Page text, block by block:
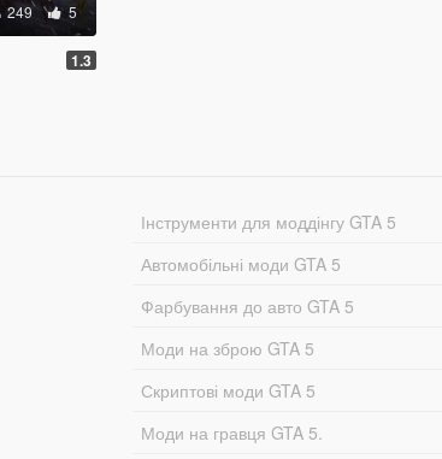
249 5
1.3
Інструменти для моддінгу GTA 5
Автомобільні моди GTA 5
Фарбування до авто GTA 5
Моди на зброю GTA 5
Скриптові моди GTA 5
Моди на гравця GTA 5.